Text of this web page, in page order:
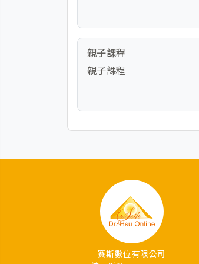
親子課程
親子課程
賽斯數位有限公司